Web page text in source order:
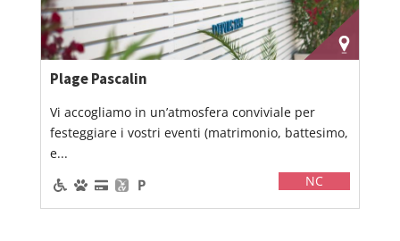
Plage Pascalin
Vi accogliamo in un’atmosfera conviviale per
festeggiare i vostri eventi (matrimonio, battesimo,
e...
NC